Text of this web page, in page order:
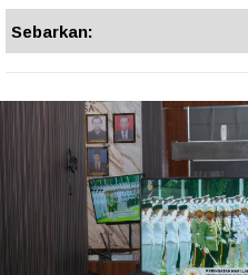
Sebarkan: